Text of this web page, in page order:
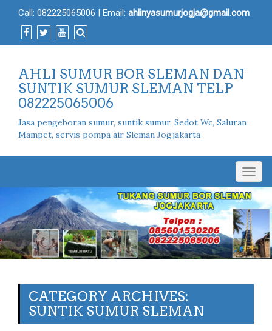
Call: 082225065006 | Email: ahlinyasumurjogja@gmail.com
AHLI SUMUR BOR SLEMAN DAN
SUNTIK SUMUR SLEMAN TELP
082225065006
Jasa pengeboran sumur, suntik sumur, Sedot Wc, Saluran
Mampet, servis pompa air Sleman Jogjakarta
CATEGORY ARCHIVES:
SUNTIK SUMUR SLEMAN